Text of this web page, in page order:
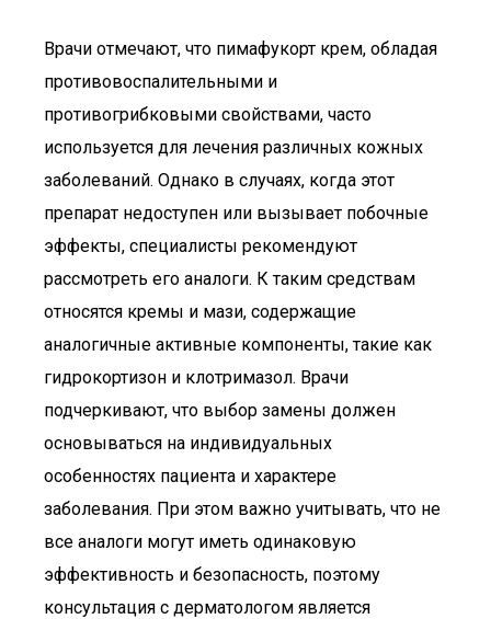
Врачи отмечают, что пимафукорт крем, обладая
противовоспалительными и
противогрибковыми свойствами, часто
используется для лечения различных кожных
заболеваний. Однако в случаях, когда этот
препарат недоступен или вызывает побочные
эффекты, специалисты рекомендуют
рассмотреть его аналоги. К таким средствам
относятся кремы и мази, содержащие
аналогичные активные компоненты, такие как
гидрокортизон и клотримазол. Врачи
подчеркивают, что выбор замены должен
основываться на индивидуальных
особенностях пациента и характере
заболевания. При этом важно учитывать, что не
все аналоги могут иметь одинаковую
эффективность и безопасность, поэтому
консультация с дерматологом является